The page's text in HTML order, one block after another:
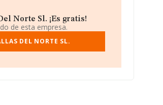
Norte Sl. ¡Es gratis!
de esta empresa.
DEL NORTE SL.